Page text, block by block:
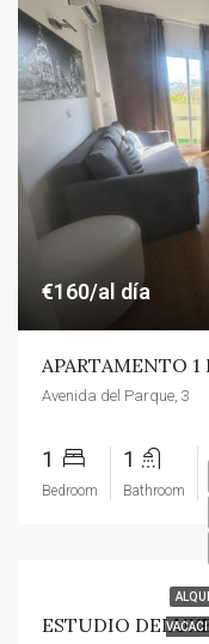
€160/al día
Avenida del Parque, 3
1
Bedroom
1
Bathroom